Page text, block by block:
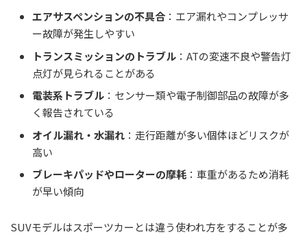
エアサスペンションの不具合 ：エア漏れやコンプレッサ
ー故障が発生しやすい
トランスミッションのトラブル ：ATの変速不良や警告灯
点灯が見られることがある
電装系トラブル ：センサー類や電子制御部品の故障が多
く報告されている
オイル漏れ・水漏れ ：走行距離が多い個体ほどリスクが
高い
ブレーキパッドやローターの摩耗 ：車重があるため消耗
が早い傾向
SUVモデルはスポーツカーとは違う使われ方をすることが多